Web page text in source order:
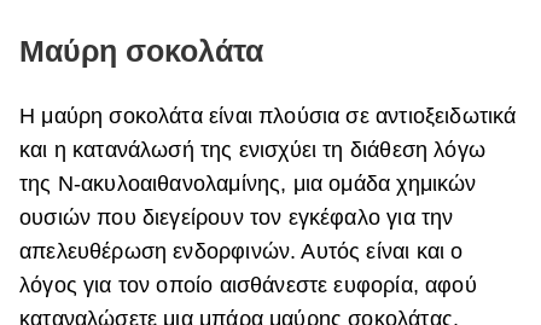
Μαύρη σοκολάτα
Η μαύρη σοκολάτα είναι πλούσια σε αντιοξειδωτικά
και η κατανάλωσή της ενισχύει τη διάθεση λόγω
της Ν-ακυλοαιθανολαμίνης, μια ομάδα χημικών
ουσιών που διεγείρουν τον εγκέφαλο για την
απελευθέρωση ενδορφινών. Αυτός είναι και ο
λόγος για τον οποίο αισθάνεστε ευφορία, αφού
καταναλώσετε μια μπάρα μαύρης σοκολάτας.